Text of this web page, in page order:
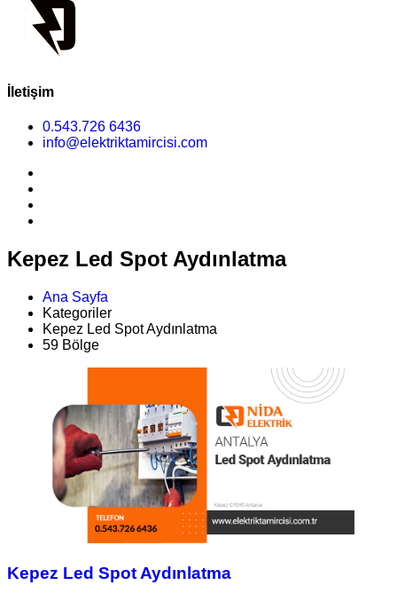
İletişim
0.543.726 6436
info@elektriktamircisi.com
Kepez Led Spot Aydınlatma
Ana Sayfa
Kategoriler
Kepez Led Spot Aydınlatma
59 Bölge
Kepez Led Spot Aydınlatma